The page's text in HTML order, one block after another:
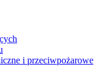
i przeciwpożarowe